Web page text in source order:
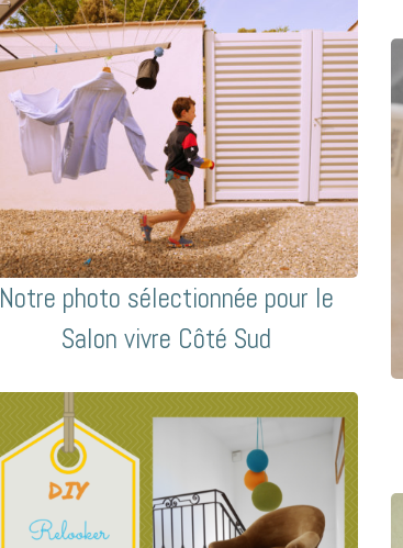
Notre photo sélectionnée pour le
Salon vivre Côté Sud